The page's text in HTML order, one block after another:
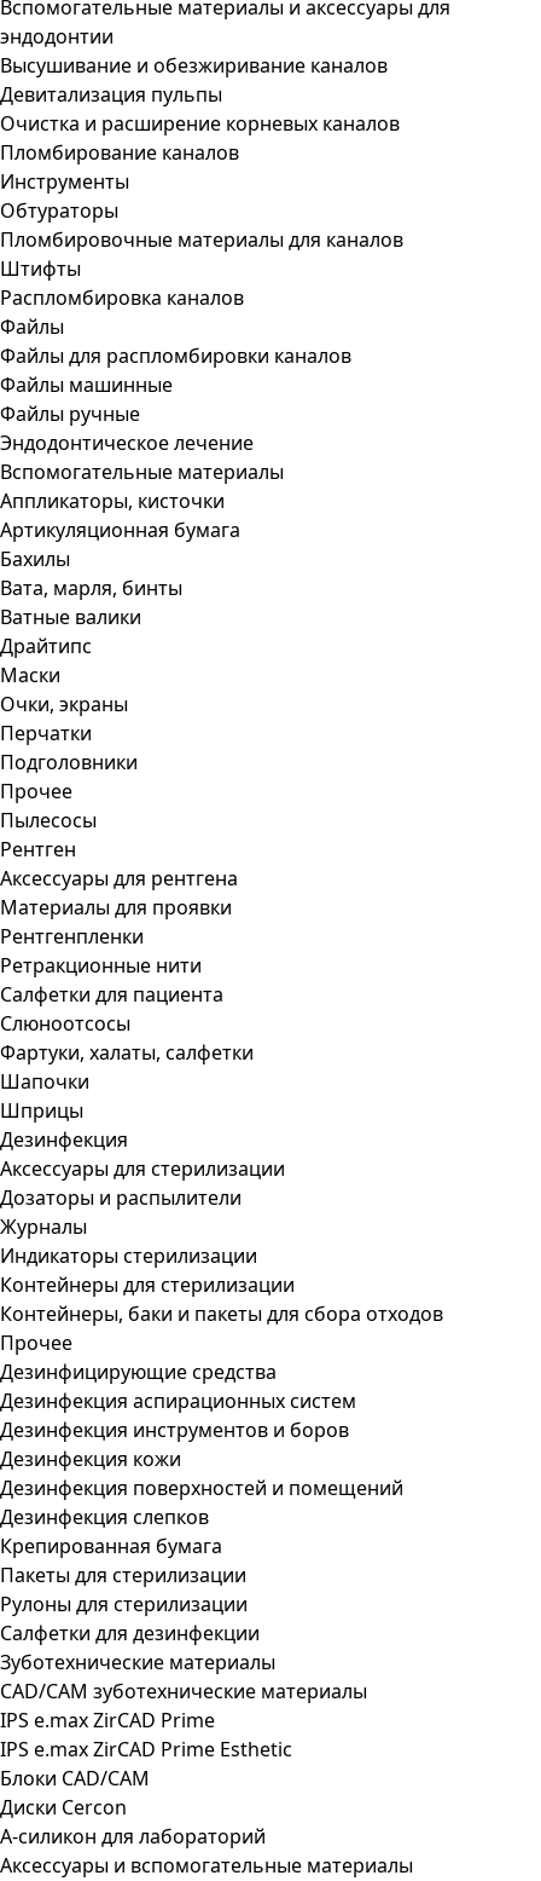
Вспомогательные материалы и аксессуары для
эндодонтии
Высушивание и обезжиривание каналов
Девитализация пульпы
Очистка и расширение корневых каналов
Пломбирование каналов
Инструменты
Обтураторы
Пломбировочные материалы для каналов
Штифты
Распломбировка каналов
Файлы
Файлы для распломбировки каналов
Файлы машинные
Файлы ручные
Эндодонтическое лечение
Вспомогательные материалы
Аппликаторы, кисточки
Артикуляционная бумага
Бахилы
Вата, марля, бинты
Ватные валики
Драйтипс
Маски
Очки, экраны
Перчатки
Подголовники
Прочее
Пылесосы
Рентген
Аксессуары для рентгена
Материалы для проявки
Рентгенпленки
Ретракционные нити
Салфетки для пациента
Слюноотсосы
Фартуки, халаты, салфетки
Шапочки
Шприцы
Дезинфекция
Аксессуары для стерилизации
Дозаторы и распылители
Журналы
Индикаторы стерилизации
Контейнеры для стерилизации
Контейнеры, баки и пакеты для сбора отходов
Прочее
Дезинфицирующие средства
Дезинфекция аспирационных систем
Дезинфекция инструментов и боров
Дезинфекция кожи
Дезинфекция поверхностей и помещений
Дезинфекция слепков
Крепированная бумага
Пакеты для стерилизации
Рулоны для стерилизации
Салфетки для дезинфекции
Зуботехнические материалы
CAD/CAM зуботехнические материалы
IPS e.max ZirCAD Prime
IPS e.max ZirCAD Prime Esthetic
Блоки CAD/CAM
Диски Cercon
А-силикон для лабораторий
Аксессуары и вспомогательные материалы